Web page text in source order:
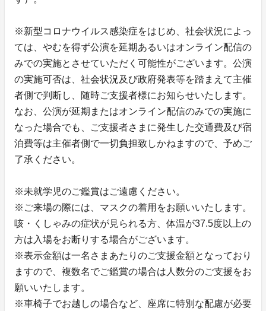
※新型コロナウイルス感染症をはじめ、社会状況によっ
ては、やむを得ず公演を延期あるいはオンライン配信の
みでの実施とさせていただく可能性がございます。公演
の実施可否は、社会状況及び政府発表等を踏まえて主催
者側で判断し、随時ご支援者様にお知らせいたします。
なお、公演が延期またはオンライン配信のみでの実施に
なった場合でも、ご支援者さまに発生した交通費及び宿
泊費等は主催者側で一切負担致しかねますので、予めご
了承ください。
※未就学児のご鑑賞はご遠慮ください。
※ご来場の際には、マスクの着用をお願いいたします。
咳・くしゃみの症状が見られる方、体温が37.5度以上の
方は入場をお断りする場合がございます。
※表示金額は一名さまあたりのご支援金額となっており
ますので、複数名でご鑑賞の場合は人数分のご支援をお
願いいたします。
※車椅子でお越しの場合など、座席に特別な配慮が必要